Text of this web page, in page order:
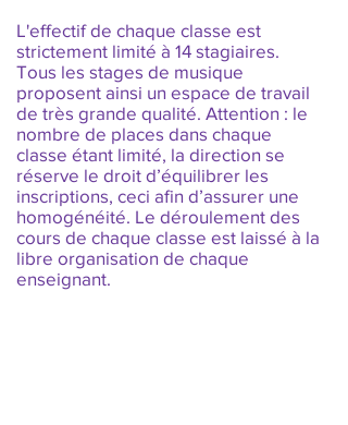
L'effectif de chaque classe est
strictement limité à 14 stagiaires.
Tous les stages de musique
proposent ainsi un espace de travail
de très grande qualité. Attention : le
nombre de places dans chaque
classe étant limité, la direction se
réserve le droit d’équilibrer les
inscriptions, ceci afin d’assurer une
homogénéité. Le déroulement des
cours de chaque classe est laissé à la
libre organisation de chaque
enseignant.